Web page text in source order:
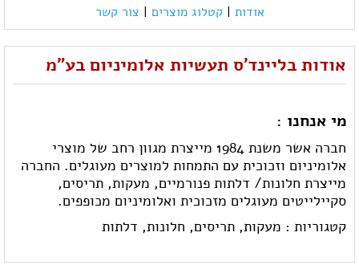
אודות | קטלוג מוצרים | צור קשר
אודות בליינד'ס תעשיות אלומיניום בע"מ
מי אנחנו :
חברה אשר משנת 1984 מייצרת מגוון רחב של מוצרי
אלומיניום וזכוכית עם התמחות למוצרים מעוגלים. החברה
מייצרת חלונות/ דלתות פנורמיים, מעקות, תריסים,
סקיילייטים מעוגלים מזכוכית ואלומיניום מכופפים.
קטגוריות : מעקות, תריסים, חלונות, דלתות